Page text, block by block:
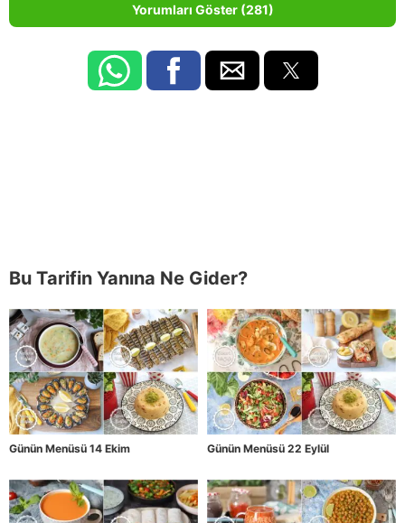
Yorumları Göster (281)
Bu Tarifin Yanına Ne Gider?
Günün Menüsü 14 Ekim Günün Menüsü 22 Eylül